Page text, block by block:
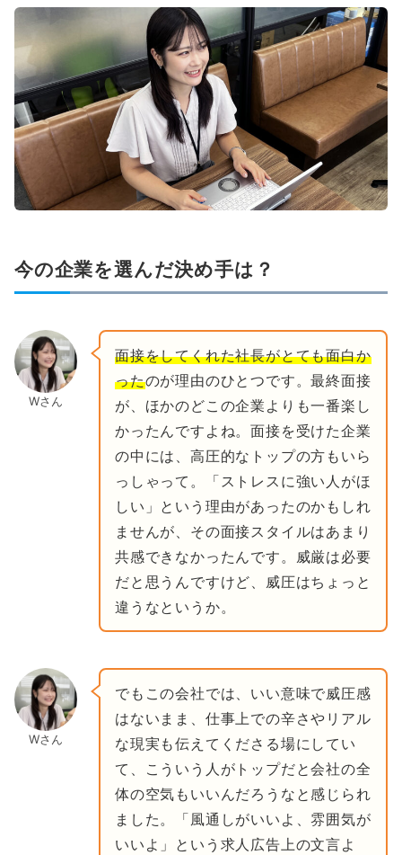
今の企業を選んだ決め手は？
Wさん
面接をしてくれた社長がとても面白か
ったのが理由のひとつです。最終面接
が、ほかのどこの企業よりも一番楽し
かったんですよね。面接を受けた企業
の中には、高圧的なトップの方もいら
っしゃって。「ストレスに強い人がほ
しい」という理由があったのかもしれ
ませんが、その面接スタイルはあまり
共感できなかったんです。威厳は必要
だと思うんですけど、威圧はちょっと
違うなというか。
Wさん
でもこの会社では、いい意味で威圧感
はないまま、仕事上での辛さやリアル
な現実も伝えてくださる場にしてい
て、こういう人がトップだと会社の全
体の空気もいいんだろうなと感じられ
ました。「風通しがいいよ、雰囲気が
いいよ」という求人広告上の文言よ